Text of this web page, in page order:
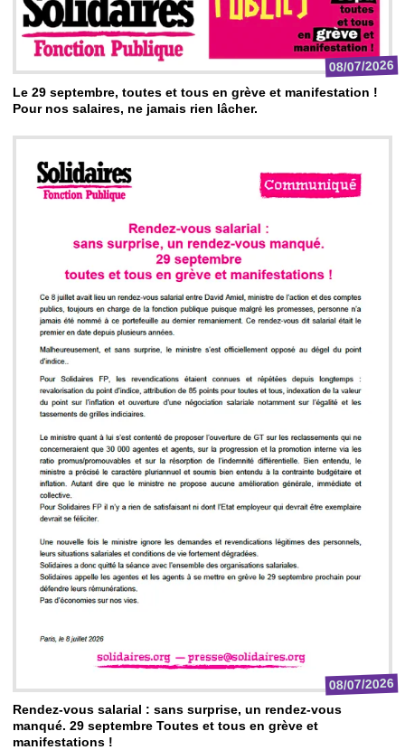
08/07/2026
Le 29 septembre, toutes et tous en grève et manifestation !
Pour nos salaires, ne jamais rien lâcher.
08/07/2026
Rendez-vous salarial : sans surprise, un rendez-vous
manqué. 29 septembre Toutes et tous en grève et
manifestations !